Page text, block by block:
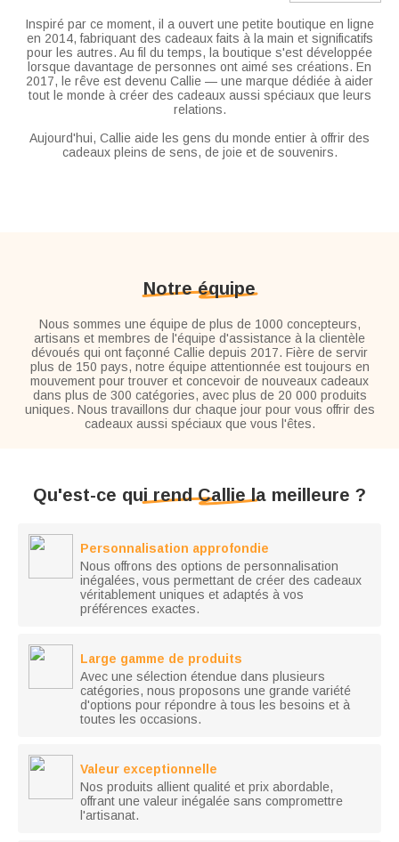
Inspiré par ce moment, il a ouvert une petite boutique en ligne
en 2014, fabriquant des cadeaux faits à la main et significatifs
pour les autres. Au fil du temps, la boutique s'est développée
lorsque davantage de personnes ont aimé ses créations. En
2017, le rêve est devenu Callie — une marque dédiée à aider
tout le monde à créer des cadeaux aussi spéciaux que leurs
relations.
Aujourd'hui, Callie aide les gens du monde entier à offrir des
cadeaux pleins de sens, de joie et de souvenirs.
Notre équipe
Nous sommes une équipe de plus de 1000 concepteurs,
artisans et membres de l'équipe d'assistance à la clientèle
dévoués qui ont façonné Callie depuis 2017. Fière de servir
plus de 150 pays, notre équipe attentionnée est toujours en
mouvement pour trouver et concevoir de nouveaux cadeaux
dans plus de 300 catégories, avec plus de 20 000 produits
uniques. Nous travaillons dur chaque jour pour vous offrir des
cadeaux aussi spéciaux que vous l'êtes.
Qu'est-ce qui rend Callie la meilleure ?
Personnalisation approfondie
Nous offrons des options de personnalisation
inégalées, vous permettant de créer des cadeaux
véritablement uniques et adaptés à vos
préférences exactes.
Large gamme de produits
Avec une sélection étendue dans plusieurs
catégories, nous proposons une grande variété
d'options pour répondre à tous les besoins et à
toutes les occasions.
Valeur exceptionnelle
Nos produits allient qualité et prix abordable,
offrant une valeur inégalée sans compromettre
l'artisanat.